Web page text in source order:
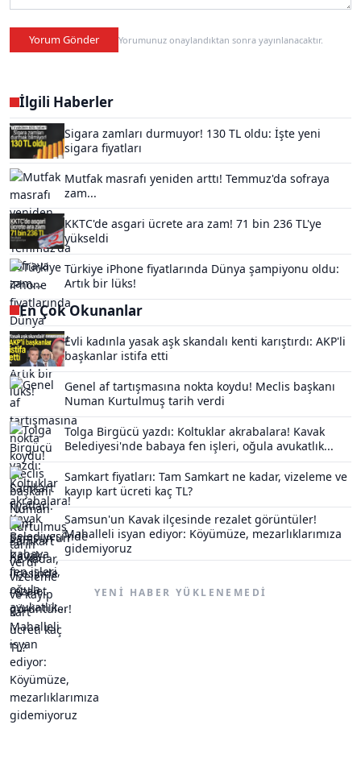
Yorum Gönder Yorumunuz onaylandıktan sonra yayınlanacaktır.
İlgili Haberler
Sigara zamları durmuyor! 130 TL oldu: İşte yeni
sigara fiyatları
Mutfak masrafı yeniden arttı! Temmuz'da sofraya
zam...
KKTC'de asgari ücrete ara zam! 71 bin 236 TL'ye
yükseldi
Türkiye iPhone fiyatlarında Dünya şampiyonu oldu:
Artık bir lüks!
En Çok Okunanlar
Evli kadınla yasak aşk skandalı kenti karıştırdı: AKP'li
başkanlar istifa etti
Genel af tartışmasına nokta koydu! Meclis başkanı
Numan Kurtulmuş tarih verdi
Tolga Birgücü yazdı: Koltuklar akrabalara! Kavak
Belediyesi'nde babaya fen işleri, oğula avukatlık...
Samkart fiyatları: Tam Samkart ne kadar, vizeleme ve
kayıp kart ücreti kaç TL?
Samsun'un Kavak ilçesinde rezalet görüntüler!
Mahalleli isyan ediyor: Köyümüze, mezarlıklarımıza
gidemiyoruz
YENI HABER YÜKLENEMEDI